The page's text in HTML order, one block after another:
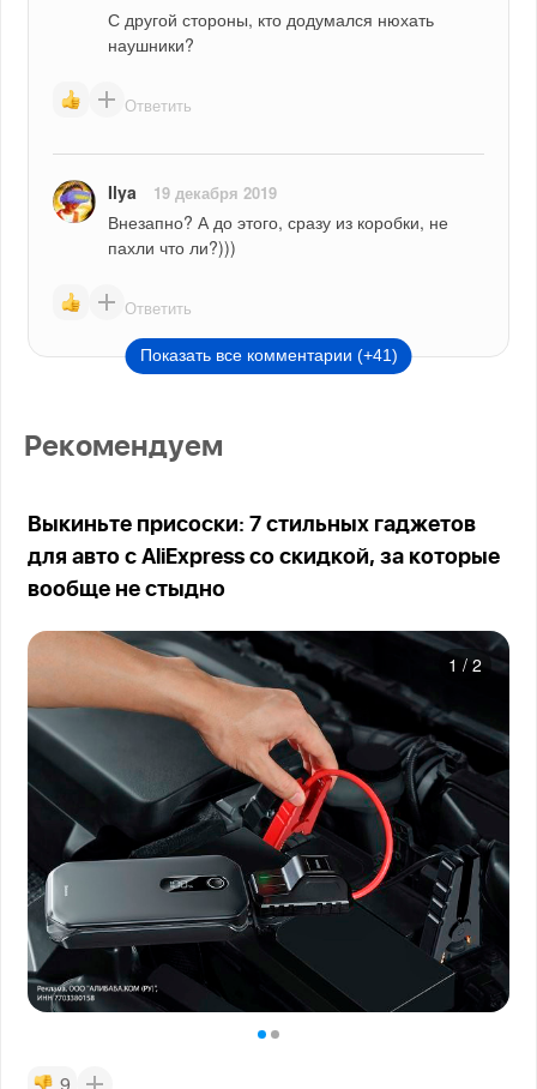
С другой стороны, кто додумался нюхать
наушники?
Ответить
Ilya 19 декабря 2019
Внезапно? А до этого, сразу из коробки, не
пахли что ли?)))
Ответить
Показать все комментарии (+41)
Рекомендуем
Выкиньте присоски: 7 стильных гаджетов
для авто с AliExpress со скидкой, за которые
вообще не стыдно
1 / 2